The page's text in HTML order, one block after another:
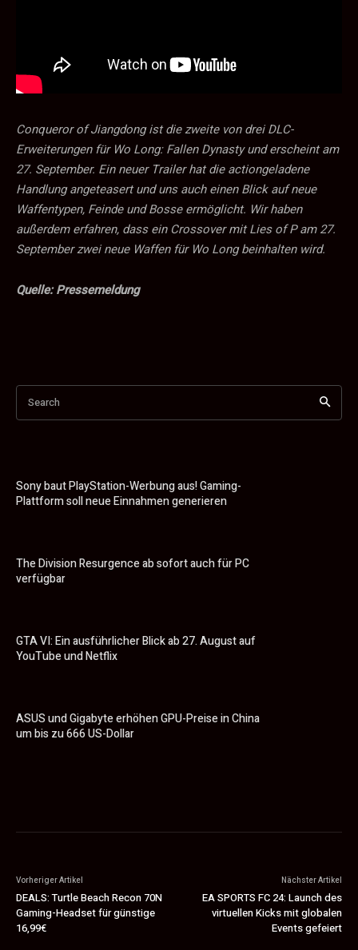
Conqueror of Jiangdong ist die zweite von drei DLC-
Erweiterungen für Wo Long: Fallen Dynasty und erscheint am
27. September. Ein neuer Trailer hat die actiongeladene
Handlung angeteasert und uns auch einen Blick auf neue
Waffentypen, Feinde und Bosse ermöglicht. Wir haben
außerdem erfahren, dass ein Crossover mit Lies of P am 27.
September zwei neue Waffen für Wo Long beinhalten wird.
Quelle: Pressemeldung
Search
Sony baut PlayStation-Werbung aus! Gaming-
Plattform soll neue Einnahmen generieren
The Division Resurgence ab sofort auch für PC
verfügbar
GTA VI: Ein ausführlicher Blick ab 27. August auf
YouTube und Netflix
ASUS und Gigabyte erhöhen GPU-Preise in China
um bis zu 666 US-Dollar
Vorheriger Artikel
DEALS: Turtle Beach Recon 70N
Gaming-Headset für günstige
16,99€
Nächster Artikel
EA SPORTS FC 24: Launch des
virtuellen Kicks mit globalen
Events gefeiert